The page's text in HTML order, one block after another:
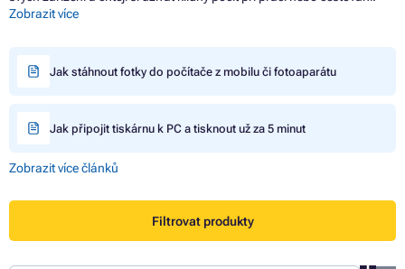
Zobrazit více
Jak stáhnout fotky do počítače z mobilu či fotoaparátu
Jak připojit tiskárnu k PC a tisknout už za 5 minut
Zobrazit více článků
Filtrovat produkty